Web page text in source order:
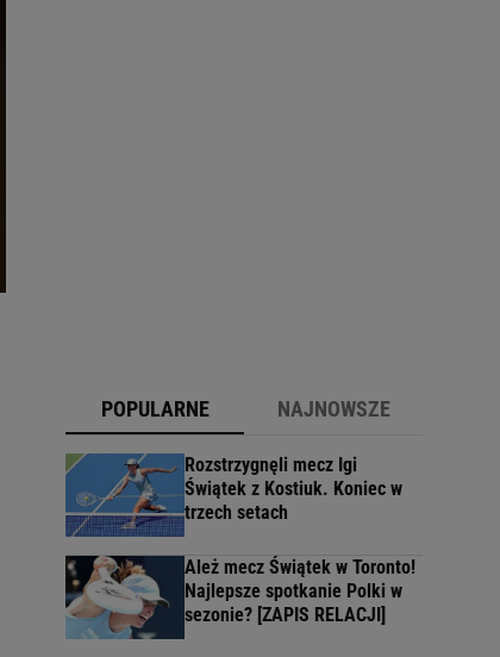
POPULARNE NAJNOWSZE
Rozstrzygnęli mecz Igi
Świątek z Kostiuk. Koniec w
trzech setach
Ależ mecz Świątek w Toronto!
Najlepsze spotkanie Polki w
sezonie? [ZAPIS RELACJI]